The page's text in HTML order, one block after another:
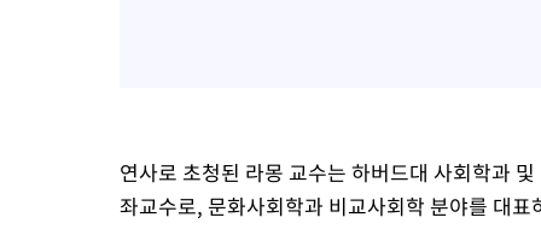
연사로 초청된 라몽 교수는 하버드대 사회학과
좌교수로, 문화사회학과 비교사회학 분야를 대표